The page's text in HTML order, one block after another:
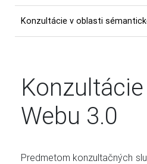
Konzultácie v oblasti
Webu 3.0
Predmetom konzultačných